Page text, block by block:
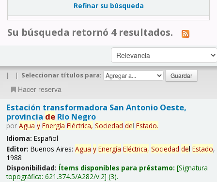
Refinar su búsqueda
Su búsqueda retornó 4 resultados.
| | Seleccionar títulos para:
Hacer reserva
Estación transformadora San Antonio Oeste,
provincia deRío Negro
por Agua y Energía Eléctrica, Sociedad del Estado.
Idioma: Español
Editor: Buenos Aires: Agua y Energía Eléctrica, Sociedad del Estado,
1988
Disponibilidad: Ítems disponibles para préstamo: Signatura
topográfica: 621.374.5/A282/v.2 (3).